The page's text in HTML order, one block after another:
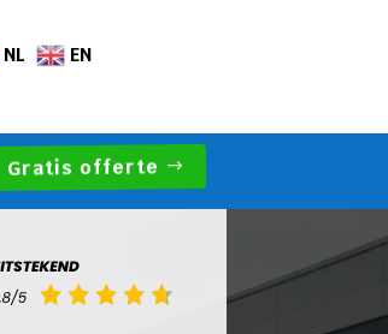
NL EN
Gratis offerte